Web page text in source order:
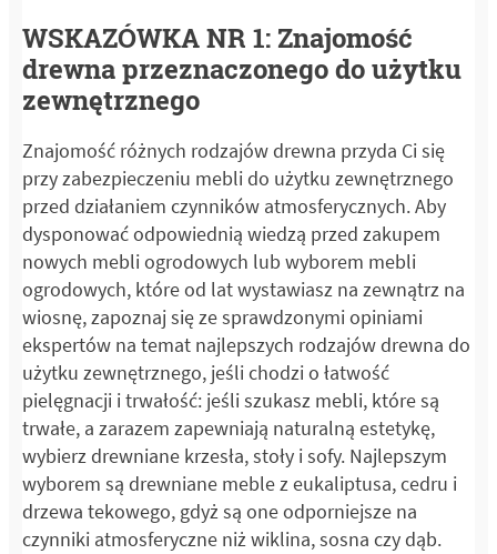
WSKAZÓWKA NR 1: Znajomość
drewna przeznaczonego do użytku
zewnętrznego
Znajomość różnych rodzajów drewna przyda Ci się
przy zabezpieczeniu mebli do użytku zewnętrznego
przed działaniem czynników atmosferycznych. Aby
dysponować odpowiednią wiedzą przed zakupem
nowych mebli ogrodowych lub wyborem mebli
ogrodowych, które od lat wystawiasz na zewnątrz na
wiosnę, zapoznaj się ze sprawdzonymi opiniami
ekspertów na temat najlepszych rodzajów drewna do
użytku zewnętrznego, jeśli chodzi o łatwość
pielęgnacji i trwałość: jeśli szukasz mebli, które są
trwałe, a zarazem zapewniają naturalną estetykę,
wybierz drewniane krzesła, stoły i sofy. Najlepszym
wyborem są drewniane meble z eukaliptusa, cedru i
drzewa tekowego, gdyż są one odporniejsze na
czynniki atmosferyczne niż wiklina, sosna czy dąb.